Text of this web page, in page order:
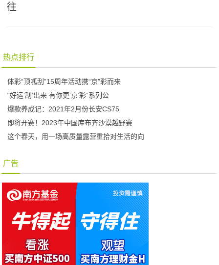
往
热点排行
体彩“顶呱刮”15周年活动携“京”彩而来
“好运‘刮’出来 有你更‘京’彩”系列公
爆款养成记：2021年2月份长安CS75
即将开赛！2023年中国库布齐沙漠越野赛
这个春天，用一场高质量露营重拾对生活的向
广告